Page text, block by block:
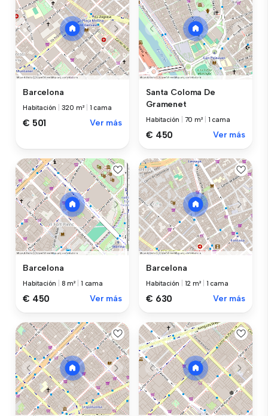
Barcelona
Habitación 320 m² 1 cama
€ 501 Ver más
Santa Coloma De
Gramenet
Habitación 70 m² 1 cama
€ 450 Ver más
Barcelona
Habitación 8 m² 1 cama
€ 450 Ver más
Barcelona
Habitación 12 m² 1 cama
€ 630 Ver más